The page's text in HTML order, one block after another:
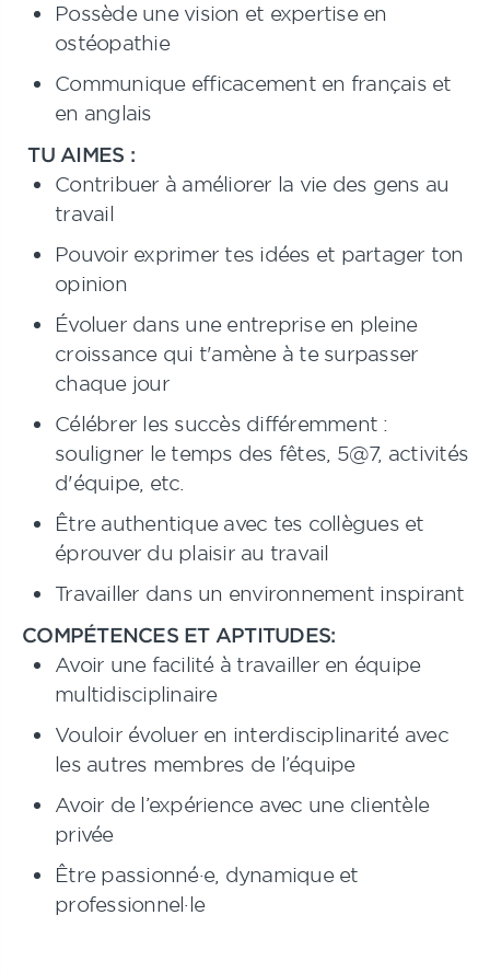
Possède une vision et expertise en
ostéopathie
Communique efficacement en français et
en anglais
TU AIMES :
Contribuer à améliorer la vie des gens au
travail
Pouvoir exprimer tes idées et partager ton
opinion
Évoluer dans une entreprise en pleine
croissance qui t'amène à te surpasser
chaque jour
Célébrer les succès différemment :
souligner le temps des fêtes, 5@7, activités
d'équipe, etc.
Être authentique avec tes collègues et
éprouver du plaisir au travail
Travailler dans un environnement inspirant
COMPÉTENCES ET APTITUDES:
Avoir une facilité à travailler en équipe
multidisciplinaire
Vouloir évoluer en interdisciplinarité avec
les autres membres de l’équipe
Avoir de l’expérience avec une clientèle
privée
Être passionné·e, dynamique et
professionnel·le